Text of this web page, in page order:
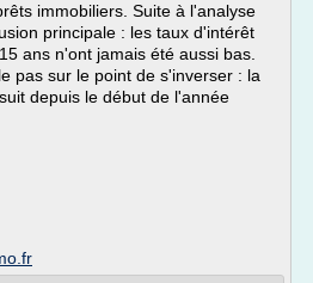
immobiliers. Suite à l'analyse
principale : les taux d'intérêt
ans n'ont jamais été aussi bas.
pas sur le point de s'inverser : la
depuis le début de l'année